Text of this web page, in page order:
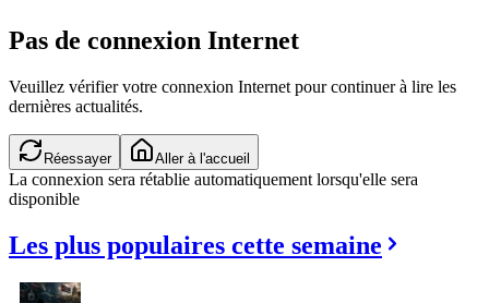
Pas de connexion Internet
Veuillez vérifier votre connexion Internet pour continuer à lire les
dernières actualités.
Réessayer Aller à l'accueil
La connexion sera rétablie automatiquement lorsqu'elle sera
disponible
Les plus populaires cette semaine